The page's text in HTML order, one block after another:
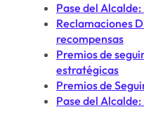
Pase del
Reclamaciones
recompensas
Premios de
estratégicas
Premios de
Pase del